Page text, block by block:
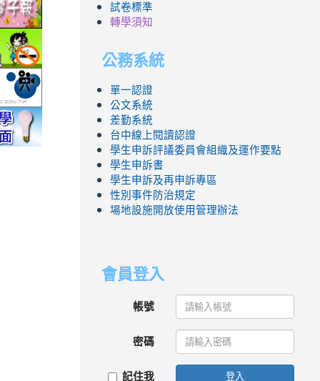
school_index.aspx?
cooler/default.aspx
green-http://mod.tyc.edu.tw/
app/news-
link
to
https://exam.tcte.edu.tw/tbt_html/
https://reurl.cc/GmMWYG
https://reurl.cc/pgQORQ
https://airtw.epa.gov.tw/
https://168.motc.gov.tw/theme/safemonth/
試卷標準
轉學須知
公務系統
單一認證
公文系統
差勤系統
台中線上閱讀認證
學生申訴評議委員會組織及運作要點
學生申訴書
學生申訴及再申訴專區
性別事件防治規定
場地設施開放使用管理辦法
會員登入
帳號
密碼
記住我 登入